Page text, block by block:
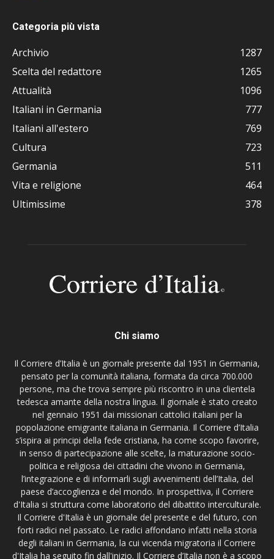
Categoria più vista
Archivio
1287
Scelta del redattore
1265
Attualità
1096
Italiani in Germania
777
Italiani all'estero
769
Cultura
723
Germania
511
Vita e religione
464
Ultimissime
378
Chi siamo
Il Corriere d’Italia è un giornale presente dal 1951 in Germania,
pensato per la comunità italiana, formata da circa 700.000
persone, ma che trova sempre più riscontro in una clientela
tedesca amante della nostra lingua. Il giornale è stato creato
nel gennaio 1951 dai missionari cattolici italiani per la
popolazione emigrante italiana in Germania. Il Corriere d’Italia
s’ispira ai principi della fede cristiana, ha come scopo favorire,
in senso di partecipazione alle scelte, la maturazione socio-
politica e religiosa dei cittadini che vivono in Germania,
l’integrazione e di informarli sugli avvenimenti dell’Italia, del
paese d’accoglienza e del mondo. In prospettiva, il Corriere
d'Italia si struttura come laboratorio del dibattito interculturale.
Il Corriere d'Italia è un giornale del presente e del futuro, con
forti radici nel passato. Le radici affondano infatti nella storia
degli italiani in Germania, la cui vicenda migratoria il Corriere
d'Italia ha seguito fin dall'inizio. Il Corriere d’Italia non è a scopo